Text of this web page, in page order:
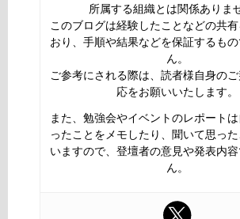
所属する組織とは関係ありま
このブログは経験したことなどの共
おり、手順や結果などを保証するも
ん。
ご参考にされる際は、読者様自身の
応をお願いいたします。
また、勉強会やイベントのレポート
ったことをメモしたり、聞いて思っ
いますので、登壇者の意見や発表内
ん。